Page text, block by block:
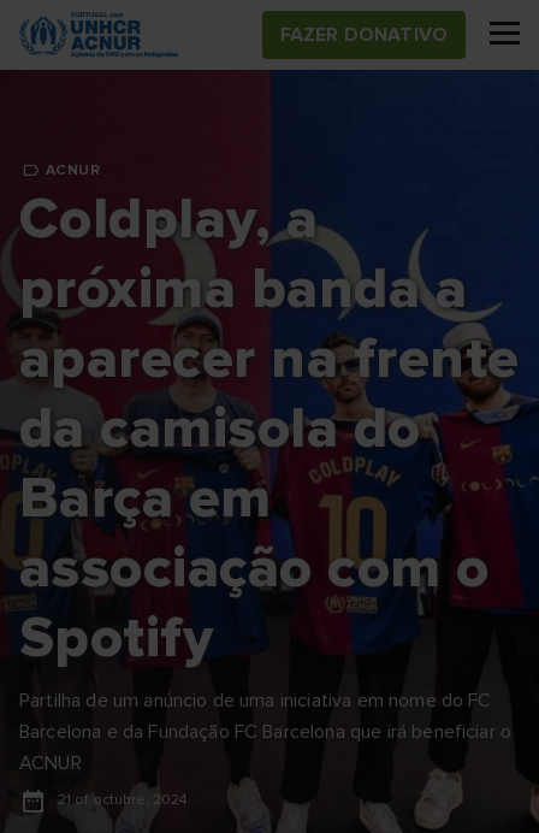
Skip
main
FAZER DONATIVO
ACNUR
Coldplay, a
próxima banda a
aparecer na frente
da camisola do
Barça em
associação com o
Spotify
Partilha de um anúncio de uma iniciativa em nome do FC
Barcelona e da Fundação FC Barcelona que irá beneficiar o
ACNUR
21 of octubre, 2024